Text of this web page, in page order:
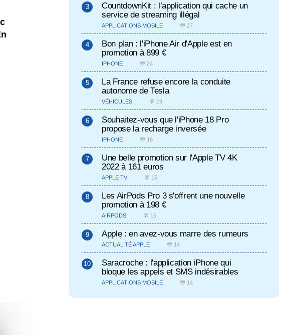
CountdownKit : l’application qui cache un
service de streaming illégal
APPLICATIONS MOBILE 💬 27
Bon plan : l'iPhone Air d'Apple est en
promotion à 899 €
IPHONE 💬 24
La France refuse encore la conduite
autonome de Tesla
VÉHICULES 💬 19
Souhaitez-vous que l'iPhone 18 Pro
propose la recharge inversée
IPHONE 💬 16
Une belle promotion sur l'Apple TV 4K
2022 à 161 euros
APPLE TV 💬 15
Les AirPods Pro 3 s'offrent une nouvelle
promotion à 198 €
AIRPODS 💬 15
Apple : en avez-vous marre des rumeurs
ACTUALITÉ APPLE 💬 14
Saracroche : l'application iPhone qui
bloque les appels et SMS indésirables
APPLICATIONS MOBILE 💬 14